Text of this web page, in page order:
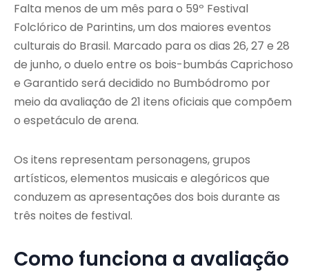
Falta menos de um mês para o 59º Festival
Folclórico de Parintins, um dos maiores eventos
culturais do Brasil. Marcado para os dias 26, 27 e 28
de junho, o duelo entre os bois-bumbás Caprichoso
e Garantido será decidido no Bumbódromo por
meio da avaliação de 21 itens oficiais que compõem
o espetáculo de arena.
Os itens representam personagens, grupos
artísticos, elementos musicais e alegóricos que
conduzem as apresentações dos bois durante as
três noites de festival.
Como funciona a avaliação